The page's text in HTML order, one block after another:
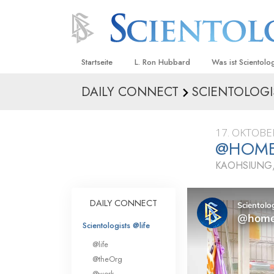
Startseite L. Ron Hubbard Was ist
Anschauungen
Was
sagen
Innerhalb einer
Die
Eine Einführung
DAILY CONNECT
17.
DAILY CONNECT
Scientologists @life
@life
@theOrg